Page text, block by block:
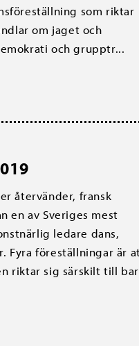
som riktar
om jaget och
och grupptr...
återvänder, fransk
en av Sveriges mest
ledare dans,
Fyra föreställningar är
riktar sig särskilt till